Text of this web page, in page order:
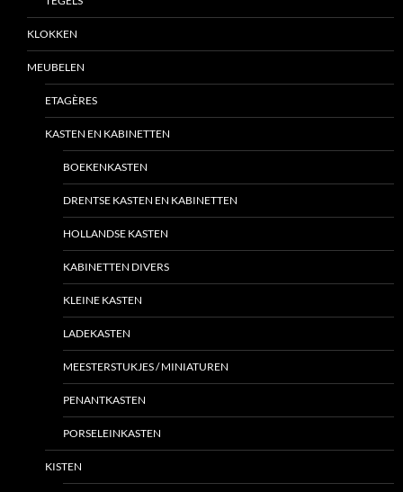
KLOKKEN
MEUBELEN
ETAGÈRES
KASTEN EN KABINETTEN
BOEKENKASTEN
DRENTSE KASTEN EN KABINETTEN
HOLLANDSE KASTEN
KABINETTEN DIVERS
KLEINE KASTEN
LADEKASTEN
MEESTERSTUKJES / MINIATUREN
PENANTKASTEN
PORSELEINKASTEN
KISTEN